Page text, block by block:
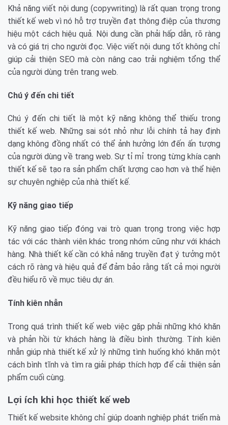
Khả năng viết nội dung (copywriting) là rất quan trọng trong
thiết kế web vì nó hỗ trợ truyền đạt thông điệp của thương
hiệu một cách hiệu quả. Nội dung cần phải hấp dẫn, rõ ràng
và có giá trị cho người đọc. Việc viết nội dung tốt không chỉ
giúp cải thiện SEO mà còn nâng cao trải nghiệm tổng thể
của người dùng trên trang web.
Chú ý đến chi tiết
Chú ý đến chi tiết là một kỹ năng không thể thiếu trong
thiết kế web. Những sai sót nhỏ như lỗi chính tả hay định
dạng không đồng nhất có thể ảnh hưởng lớn đến ấn tượng
của người dùng về trang web. Sự tỉ mỉ trong từng khía cạnh
thiết kế sẽ tạo ra sản phẩm chất lượng cao hơn và thể hiện
sự chuyên nghiệp của nhà thiết kế.
Kỹ năng giao tiếp
Kỹ năng giao tiếp đóng vai trò quan trọng trong việc hợp
tác với các thành viên khác trong nhóm cũng như với khách
hàng. Nhà thiết kế cần có khả năng truyền đạt ý tưởng một
cách rõ ràng và hiệu quả để đảm bảo rằng tất cả mọi người
đều hiểu rõ về mục tiêu dự án.
Tính kiên nhẫn
Trong quá trình thiết kế web việc gặp phải những khó khăn
và phản hồi từ khách hàng là điều bình thường. Tính kiên
nhẫn giúp nhà thiết kế xử lý những tình huống khó khăn một
cách bình tĩnh và tìm ra giải pháp thích hợp để cải thiện sản
phẩm cuối cùng.
Lợi ích khi học thiết kế web
Thiết kế website không chỉ giúp doanh nghiệp phát triển mà